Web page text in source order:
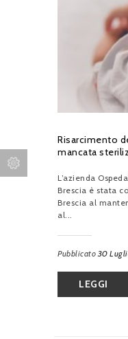
Risarcimento
mancata
L’azienda
Brescia è stata
Brescia al
al...
Pubblicato 30
LEGGI